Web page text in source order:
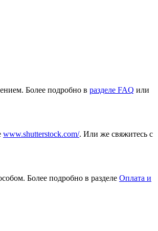
Более подробно в разделе FAQ или
www.shutterstock.com/. Или же свяжитесь с
Более подробно в разделе Оплата и